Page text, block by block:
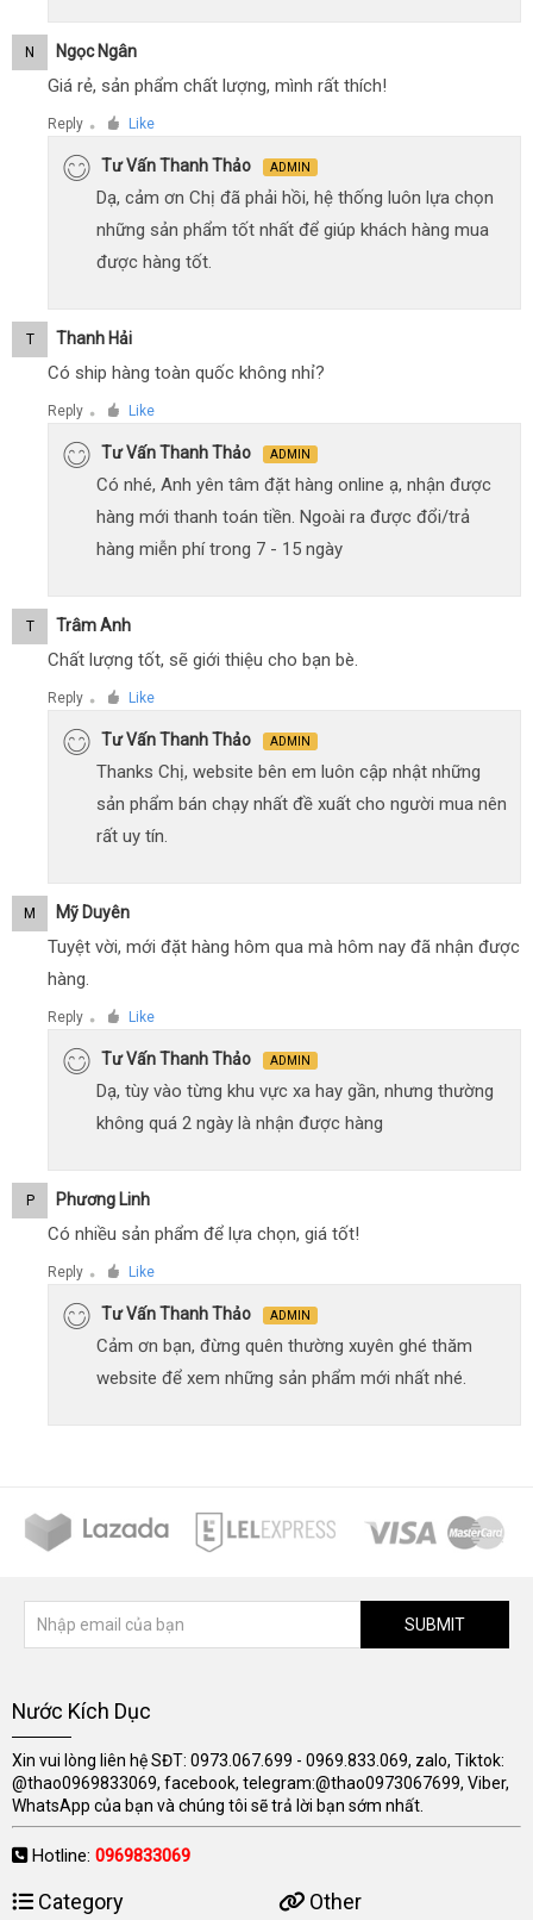
N Ngọc Ngân
Giá rẻ, sản phẩm chất lượng, mình rất thích!
Reply ● Like
Tư Vấn Thanh Thảo ADMIN
Dạ, cảm ơn Chị đã phải hồi, hệ thống luôn lựa chọn
những sản phẩm tốt nhất để giúp khách hàng mua
được hàng tốt.
T Thanh Hải
Có ship hàng toàn quốc không nhỉ?
Reply ● Like
Tư Vấn Thanh Thảo ADMIN
Có nhé, Anh yên tâm đặt hàng online ạ, nhận được
hàng mới thanh toán tiền. Ngoài ra được đổi/trả
hàng miễn phí trong 7 - 15 ngày
T Trâm Anh
Chất lượng tốt, sẽ giới thiệu cho bạn bè.
Reply ● Like
Tư Vấn Thanh Thảo ADMIN
Thanks Chị, website bên em luôn cập nhật những
sản phẩm bán chạy nhất đề xuất cho người mua nên
rất uy tín.
M Mỹ Duyên
Tuyệt vời, mới đặt hàng hôm qua mà hôm nay đã nhận được
hàng.
Reply ● Like
Tư Vấn Thanh Thảo ADMIN
Dạ, tùy vào từng khu vực xa hay gần, nhưng thường
không quá 2 ngày là nhận được hàng
P Phương Linh
Có nhiều sản phẩm để lựa chọn, giá tốt!
Reply ● Like
Tư Vấn Thanh Thảo ADMIN
Cảm ơn bạn, đừng quên thường xuyên ghé thăm
website để xem những sản phẩm mới nhất nhé.
SUBMIT
Nước Kích Dục
Xin vui lòng liên hệ SĐT: 0973.067.699 - 0969.833.069, zalo, Tiktok:
@thao0969833069, facebook, telegram:@thao0973067699, Viber,
WhatsApp của bạn và chúng tôi sẽ trả lời bạn sớm nhất.
Hotline: 0969833069
Category Other